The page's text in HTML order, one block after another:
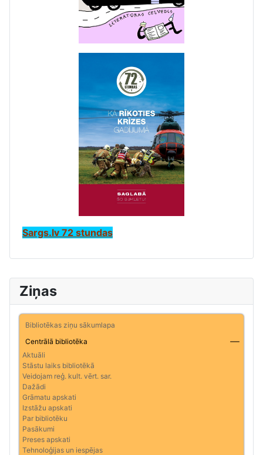
Ziņas
Bibliotēkas ziņu sākumlapa
Centrālā bibliotēka
Aktuāli
Stāstu laiks bibliotēkā
Veidojam reģ. kult. vērt. sar.
Dažādi
Grāmatu apskati
Izstāžu apskati
Par bibliotēku
Pasākumi
Preses apskati
Tehnoloģijas un iespējas
Sargs.lv 72 stundas